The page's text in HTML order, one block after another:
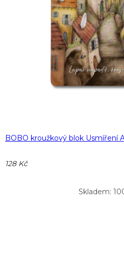
BOBO kroužkový blok Usmíření
128 Kč
Skladem: